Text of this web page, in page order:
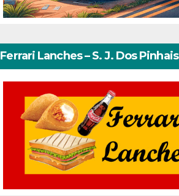
Ferrari Lanches – S. J. Dos Pinhais